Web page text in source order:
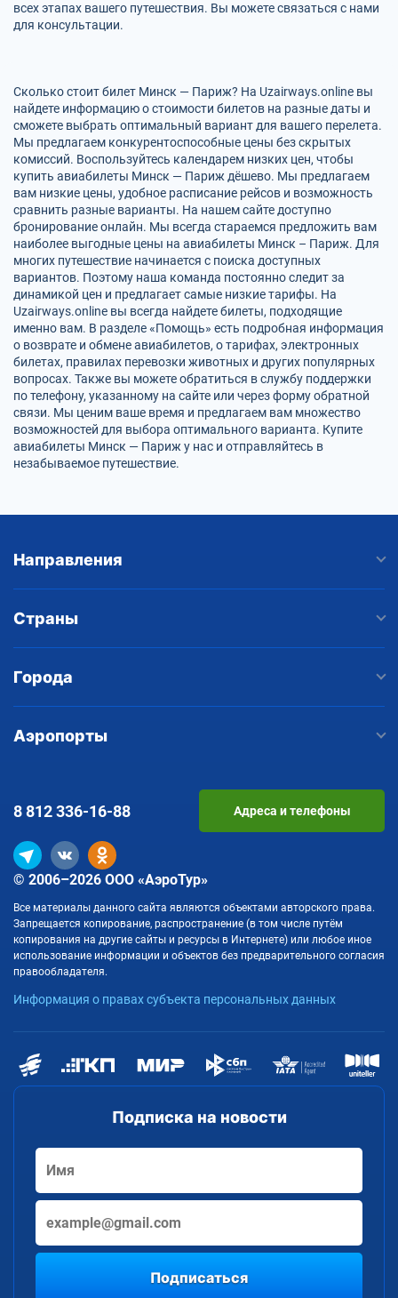
всех этапах вашего путешествия. Вы можете связаться с нами
для консультации.
Сколько стоит билет Минск — Париж? На Uzairways.online вы
найдете информацию о стоимости билетов на разные даты и
сможете выбрать оптимальный вариант для вашего перелета.
Мы предлагаем конкурентоспособные цены без скрытых
комиссий. Воспользуйтесь календарем низких цен, чтобы
купить авиабилеты Минск — Париж дёшево. Мы предлагаем
вам низкие цены, удобное расписание рейсов и возможность
сравнить разные варианты. На нашем сайте доступно
бронирование онлайн. Мы всегда стараемся предложить вам
наиболее выгодные цены на авиабилеты Минск – Париж. Для
многих путешествие начинается с поиска доступных
вариантов. Поэтому наша команда постоянно следит за
динамикой цен и предлагает самые низкие тарифы. На
Uzairways.online вы всегда найдете билеты, подходящие
именно вам. В разделе «Помощь» есть подробная информация
о возврате и обмене авиабилетов, о тарифах, электронных
билетах, правилах перевозки животных и других популярных
вопросах. Также вы можете обратиться в службу поддержки
по телефону, указанному на сайте или через форму обратной
связи. Мы ценим ваше время и предлагаем вам множество
возможностей для выбора оптимального варианта. Купите
авиабилеты Минск — Париж у нас и отправляйтесь в
незабываемое путешествие.
Направления
Страны
Города
Аэропорты
Подписка на новости
Подписаться
© 2006–2026 ООО «АэроТур»
Все материалы данного сайта являются объектами авторского права.
Запрещается копирование, распространение (в том числе путём
копирования на другие сайты и ресурсы в Интернете) или любое иное
использование информации и объектов без предварительного согласия
правообладателя.
Информация о правах субъекта персональных данных
8 812336-16-88 Адреса и телефоны